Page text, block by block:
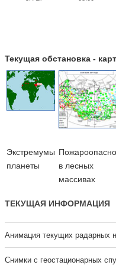
Текущая обстановка -
Экстремумы
планеты
в лесных
массивах
ТЕКУЩАЯ ИНФОРМАЦИЯ
Анимация текущих радарных
Cнимки с геостационарных